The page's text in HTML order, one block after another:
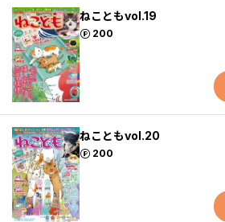
ねこともvol.19
200
ポイント
ねこともvol.20
200
ポイント